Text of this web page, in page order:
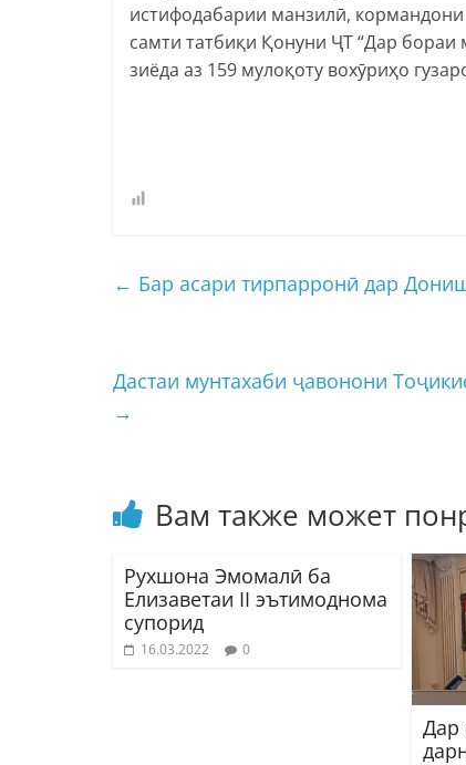
истифодабарии манзилӣ, кормандони
самти татбиқи Қонуни ҶТ “Дар
зиёда аз 159 мулоқоту вохӯриҳо
← Бар асари тирпарронӣ дар
Дастаи мунтахаби ҷавонони
→
Вам также может
Рухшона Эмомалӣ ба
Елизаветаи II эътимоднома
супорид
16.03.2022 0
Дар